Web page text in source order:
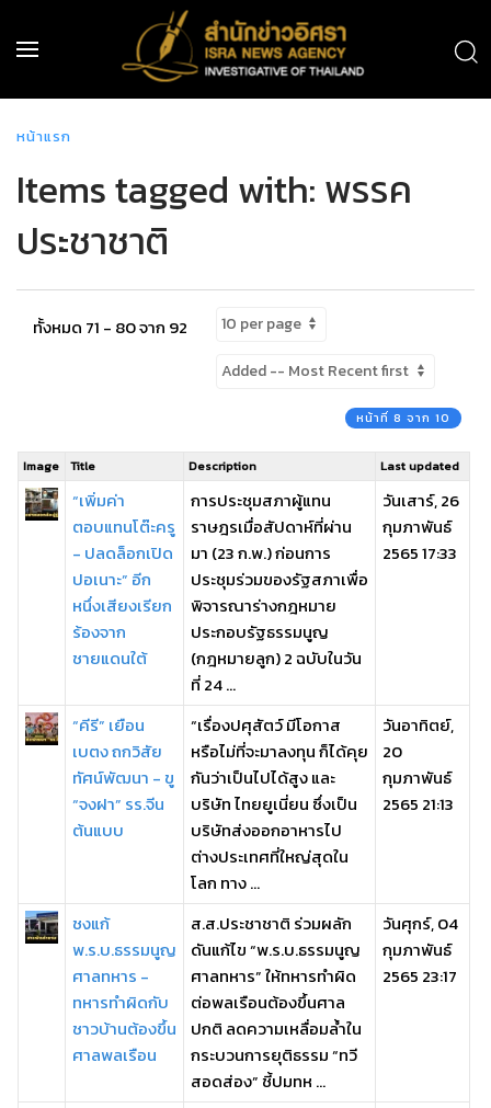
หน้าแรก
Items tagged with: พรรค
ประชาชาติ
ทั้งหมด 71 - 80 จาก 92
หน้าที่ 8 จาก 10
Image Title Description Last updated
“เพิ่มค่า
ตอบแทนโต๊ะครู
- ปลดล็อกเปิด
ปอเนาะ” อีก
หนึ่งเสียงเรียก
ร้องจาก
ชายแดนใต้
การประชุมสภาผู้แทน
ราษฎรเมื่อสัปดาห์ที่ผ่าน
มา (23 ก.พ.) ก่อนการ
ประชุมร่วมของรัฐสภาเพื่อ
พิจารณาร่างกฎหมาย
ประกอบรัฐธรรมนูญ
(กฎหมายลูก) 2 ฉบับในวัน
ที่ 24 ...
วันเสาร์, 26
กุมภาพันธ์
2565 17:33
“คีรี” เยือน
เบตง ถกวิสัย
ทัศน์พัฒนา - ขู
“จงฝา” รร.จีน
ต้นแบบ
“เรื่องปศุสัตว์ มีโอกาส
หรือไม่ที่จะมาลงทุน ก็ได้คุย
กันว่าเป็นไปได้สูง และ
บริษัท ไทยยูเนี่ยน ซึ่งเป็น
บริษัทส่งออกอาหารไป
ต่างประเทศที่ใหญ่สุดใน
โลก ทาง ...
วันอาทิตย์,
20
กุมภาพันธ์
2565 21:13
ชงแก้
พ.ร.บ.ธรรมนูญ
ศาลทหาร -
ทหารทำผิดกับ
ชาวบ้านต้องขึ้น
ศาลพลเรือน
ส.ส.ประชาชาติ ร่วมผลัก
ดันแก้ไข “พ.ร.บ.ธรรมนูญ
ศาลทหาร” ให้ทหารทำผิด
ต่อพลเรือนต้องขึ้นศาล
ปกติ ลดความเหลื่อมล้ำใน
กระบวนการยุติธรรม “ทวี
สอดส่อง” ชี้ปมทห ...
วันศุกร์, 04
กุมภาพันธ์
2565 23:17